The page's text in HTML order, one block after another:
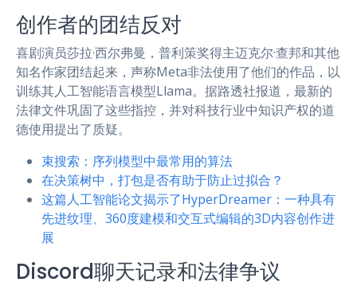
创作者的团结反对
喜剧演员莎拉·西尔弗曼，普利策奖得主迈克尔·查邦和其他
知名作家团结起来，声称Meta非法使用了他们的作品，以
训练其人工智能语言模型Llama。据路透社报道，最新的
法律文件巩固了这些指控，并对科技行业中知识产权的道
德使用提出了质疑。
束搜索：序列模型中最常用的算法
在决策树中，打包是否有助于防止过拟合？
这篇人工智能论文揭示了HyperDreamer：一种具有
先进纹理、360度建模和交互式编辑的3D内容创作进
展
Discord聊天记录和法律争议